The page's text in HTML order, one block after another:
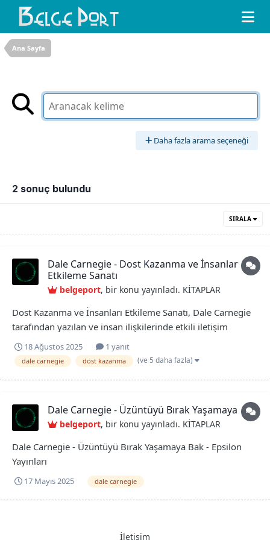
Ana Sayfa
Daha fazla arama seçeneği
2 sonuç bulundu
SIRALA
Dale Carnegie - Dost Kazanma ve İnsanları
Etkileme Sanatı
belgeport, bir konu yayınladı. KİTAPLAR
Dost Kazanma ve İnsanları Etkileme Sanatı, Dale Carnegie
tarafından yazılan ve insan ilişkilerinde etkili iletişim
stratejileri sunan bir kişisel gelişim kitabıdır. İnsanların
sizden hoşlanmasını sağlama, fikir birliği oluşturma ve
çatışmaları yönetme gibi konularda pratik öneriler içerir.
18 Ağustos 2025 1 yanıt
dale carnegie dost kazanma (ve 5 daha fazla)
Dale Carnegie - Üzüntüyü Bırak Yaşamaya Bak
belgeport, bir konu yayınladı. KİTAPLAR
Dale Carnegie - Üzüntüyü Bırak Yaşamaya Bak - Epsilon
Yayınları
Dale_Carnegie_Üzüntüyü_Bırak_Yaşamaya_Bak_Epsilon_Ya
yınları.pdf
17 Mayıs 2025 dale carnegie
İletişim